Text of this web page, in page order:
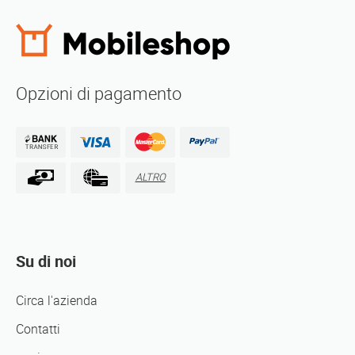
Opzioni di pagamento
ALTRO
Su di noi
Circa l'azienda
Contatti